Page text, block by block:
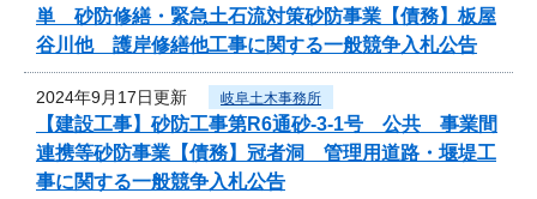
単 砂防修繕・緊急土石流対策砂防事業【債務】板屋
谷川他 護岸修繕他工事に関する一般競争入札公告
2024年9月17日更新 岐阜土木事務所
【建設工事】砂防工事第R6通砂-3-1号 公共 事業間
連携等砂防事業【債務】冠者洞 管理用道路・堰堤工
事に関する一般競争入札公告